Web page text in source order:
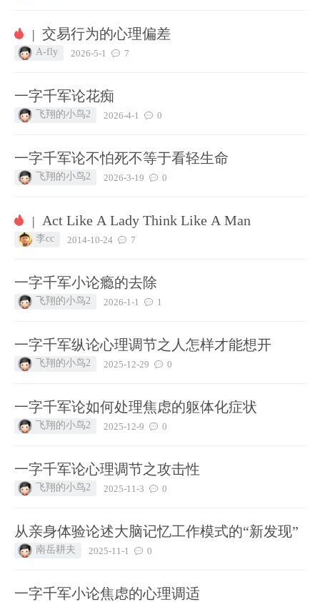
| 交易行为的心理偏差
A-fly 2026-5-1 7
一字千军论花痴
飞翔的小鸟2 2026-4-1 0
一字千军论不怕死不等于看轻生命
飞翔的小鸟2 2026-3-19 0
| Act Like A Lady Think Like A Man
李cc 2014-10-24 7
一字千军小论瘾的去除
飞翔的小鸟2 2026-1-1 1
一字千军纵论心理调节之人怎样才能想开
飞翔的小鸟2 2025-12-29 0
一字千军论如何处理焦虑的躯体化症状
飞翔的小鸟2 2025-12-9 0
一字千军论心理调节之攻击性
飞翔的小鸟2 2025-11-3 0
从亲身体验论述大脑记忆工作模式的“新发现”
南岳耕夫 2025-11-1 0
一字千军小论焦虑的心理调适